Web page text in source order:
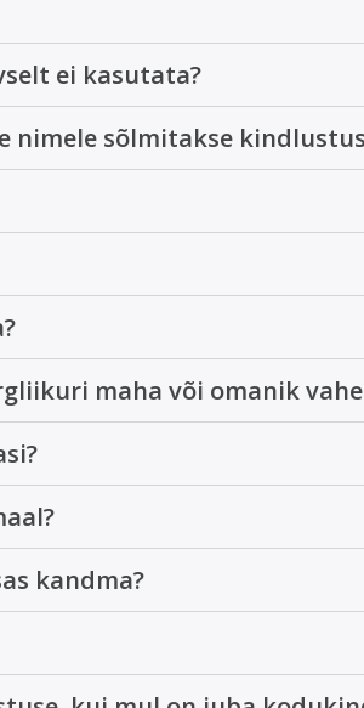
ei kasutata?
nimele sõlmitakse
maha või omanik
kandma?